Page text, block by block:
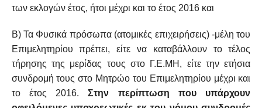
των εκλογών έτος, ήτοι μέχρι και το έτος 2016 και
Β) Τα Φυσικά πρόσωπα (ατομικές επιχειρήσεις) -μέλη του
Επιμελητηρίου πρέπει, είτε να καταβάλλουν το τέλος
τήρησης της μερίδας τους στο Γ.Ε.ΜΗ, είτε την ετήσια
συνδρομή τους στο Μητρώο του Επιμελητηρίου μέχρι και
το έτος 2016.Στην περίπτωση που υπάρχουν